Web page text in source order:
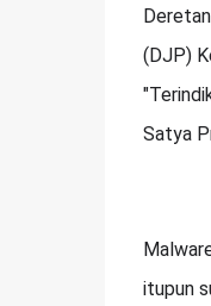
(DJP)
Satya
itupun